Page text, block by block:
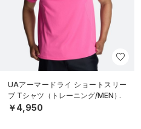
UAアーマードライ ショートスリー
ブ Tシャツ（トレーニング/MEN）
￥4,950